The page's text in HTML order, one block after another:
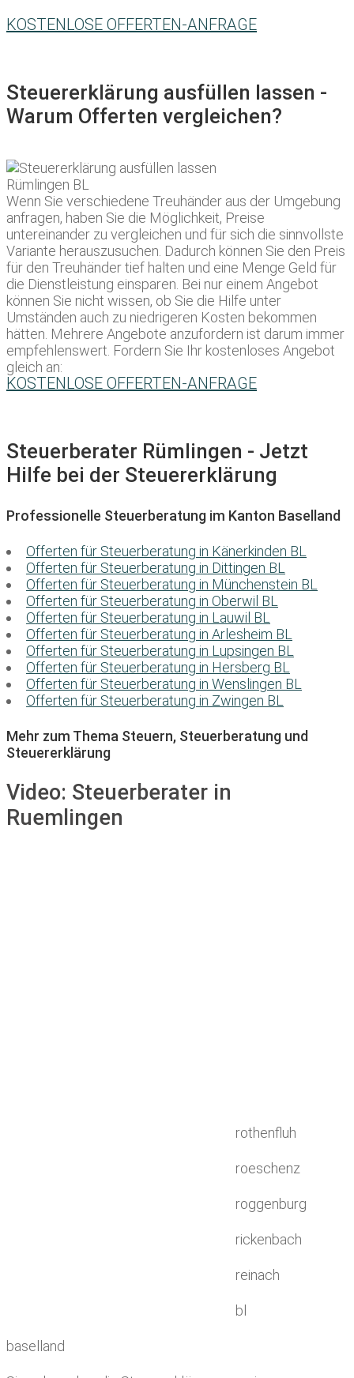
KOSTENLOSE OFFERTEN-ANFRAGE
Steuererklärung ausfüllen lassen -
Warum Offerten vergleichen?
Wenn Sie verschiedene Treuhänder aus der Umgebung
anfragen, haben Sie die Möglichkeit, Preise
untereinander zu vergleichen und für sich die sinnvollste
Variante herauszusuchen. Dadurch können Sie den Preis
für den Treuhänder tief halten und eine Menge Geld für
die Dienstleistung einsparen. Bei nur einem Angebot
können Sie nicht wissen, ob Sie die Hilfe unter
Umständen auch zu niedrigeren Kosten bekommen
hätten. Mehrere Angebote anzufordern ist darum immer
empfehlenswert. Fordern Sie Ihr kostenloses Angebot
gleich an:
KOSTENLOSE OFFERTEN-ANFRAGE
Steuerberater Rümlingen - Jetzt
Hilfe bei der Steuererklärung
Professionelle Steuerberatung im Kanton Baselland
Offerten für Steuerberatung in Känerkinden BL
Offerten für Steuerberatung in Dittingen BL
Offerten für Steuerberatung in Münchenstein BL
Offerten für Steuerberatung in Oberwil BL
Offerten für Steuerberatung in Lauwil BL
Offerten für Steuerberatung in Arlesheim BL
Offerten für Steuerberatung in Lupsingen BL
Offerten für Steuerberatung in Hersberg BL
Offerten für Steuerberatung in Wenslingen BL
Offerten für Steuerberatung in Zwingen BL
Mehr zum Thema Steuern, Steuerberatung und
Steuererklärung
Video: Steuerberater in
Ruemlingen
rothenfluh
roeschenz
roggenburg
rickenbach
reinach
bl
baselland